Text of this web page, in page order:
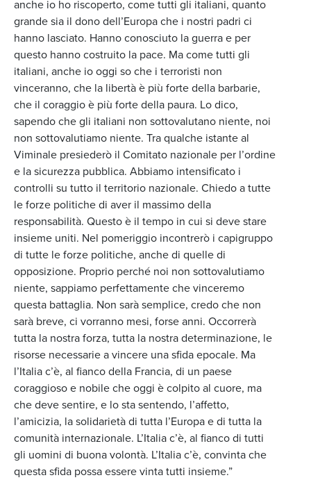
anche io ho riscoperto, come tutti gli italiani, quanto
grande sia il dono dell’Europa che i nostri padri ci
hanno lasciato. Hanno conosciuto la guerra e per
questo hanno costruito la pace. Ma come tutti gli
italiani, anche io oggi so che i terroristi non
vinceranno, che la libertà è più forte della barbarie,
che il coraggio è più forte della paura. Lo dico,
sapendo che gli italiani non sottovalutano niente, noi
non sottovalutiamo niente. Tra qualche istante al
Viminale presiederò il Comitato nazionale per l’ordine
e la sicurezza pubblica. Abbiamo intensificato i
controlli su tutto il territorio nazionale. Chiedo a tutte
le forze politiche di aver il massimo della
responsabilità. Questo è il tempo in cui si deve stare
insieme uniti. Nel pomeriggio incontrerò i capigruppo
di tutte le forze politiche, anche di quelle di
opposizione. Proprio perché noi non sottovalutiamo
niente, sappiamo perfettamente che vinceremo
questa battaglia. Non sarà semplice, credo che non
sarà breve, ci vorranno mesi, forse anni. Occorrerà
tutta la nostra forza, tutta la nostra determinazione, le
risorse necessarie a vincere una sfida epocale. Ma
l’Italia c’è, al fianco della Francia, di un paese
coraggioso e nobile che oggi è colpito al cuore, ma
che deve sentire, e lo sta sentendo, l’affetto,
l’amicizia, la solidarietà di tutta l’Europa e di tutta la
comunità internazionale. L’Italia c’è, al fianco di tutti
gli uomini di buona volontà. L’Italia c’è, convinta che
questa sfida possa essere vinta tutti insieme.”